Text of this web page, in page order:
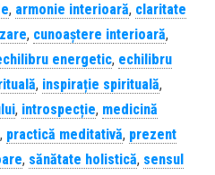
, armonie interioară, claritate
, cunoaștere interioară,
energetic, echilibru
, inspirație spirituală,
, introspecție, medicină
, practică meditativă, prezent
, sănătate holistică, sensul